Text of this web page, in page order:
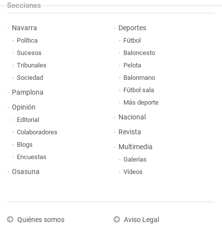
Secciones
Navarra
Política
Sucesos
Tribunales
Sociedad
Pamplona
Opinión
Editorial
Colaboradores
Blogs
Encuestas
Osasuna
Deportes
Fútbol
Baloncesto
Pelota
Balonmano
Fútbol sala
Más deporte
Nacional
Revista
Multimedia
Galerías
Vídeos
Quiénes somos
Aviso Legal